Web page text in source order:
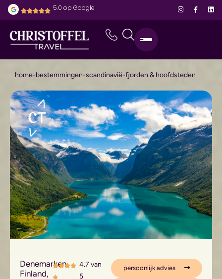
5.0 op Google
home-bestemmingen-scandinavië-fjorden & hoofdsteden
Denemarken,
Finland,
4.7 van
5
persoonlijk advies